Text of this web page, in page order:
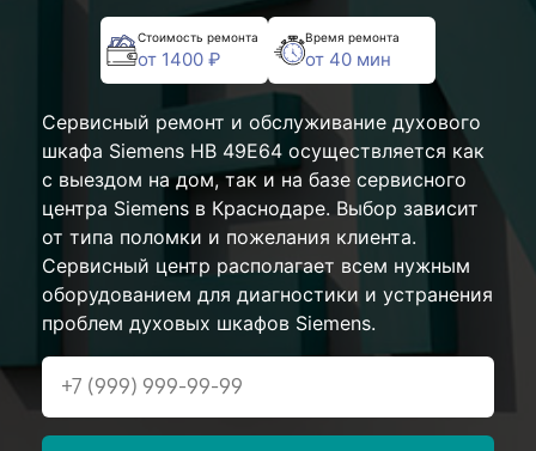
Стоимость ремонта
от 1400 ₽
Время ремонта
от 40 мин
Сервисный ремонт и обслуживание духового
шкафа Siemens HB 49E64 осуществляется как
с выездом на дом, так и на базе сервисного
центра Siemens в Краснодаре. Выбор зависит
от типа поломки и пожелания клиента.
Сервисный центр располагает всем нужным
оборудованием для диагностики и устранения
проблем духовых шкафов Siemens.